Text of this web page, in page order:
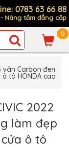
0783 63 66 88
Nâng tầm đẳng cấp
0
vân Carbon đen
tô HONDA cao
2022
làm đẹp
ô tô